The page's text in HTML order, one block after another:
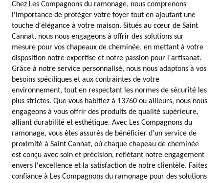
Chez Les Compagnons du ramonage, nous comprenons
l'importance de protéger votre foyer tout en ajoutant une
touche d'élégance à votre maison. Situés au cœur de Saint
Cannat, nous nous engageons à offrir des solutions sur
mesure pour vos chapeaux de cheminée, en mettant à votre
disposition notre expertise et notre passion pour l'artisanat.
Grâce à notre service personnalisé, nous nous adaptons à vos
besoins spécifiques et aux contraintes de votre
environnement, tout en respectant les normes de sécurité les
plus strictes. Que vous habitiez à 13760 ou ailleurs, nous nous
engageons à vous offrir des produits de qualité supérieure,
alliant durabilité et esthétique. Avec Les Compagnons du
ramonage, vous êtes assurés de bénéficier d'un service de
proximité à Saint Cannat, où chaque chapeau de cheminée
est conçu avec soin et précision, reflétant notre engagement
envers l'excellence et la satisfaction de notre clientèle. Faites
confiance à Les Compagnons du ramonage pour des solutions